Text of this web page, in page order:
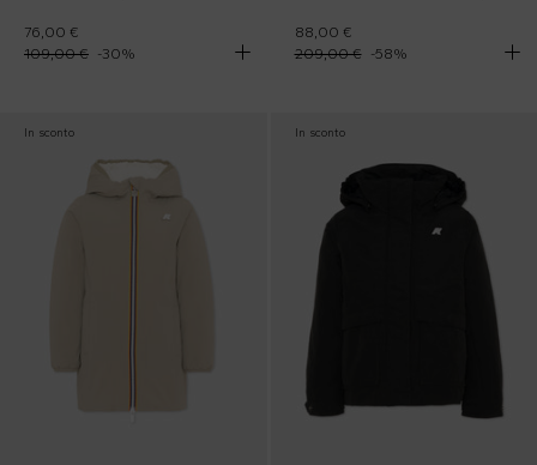
76,00 €
109,00 € -30%
88,00 €
209,00 €
-58%
In sconto In sconto